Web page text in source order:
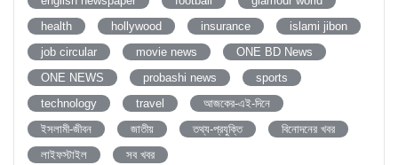
health
hollywood insurance
islami jibon
job circular
movie news
ONE BD News
ONE NEWS
probashi news
sports
technology
travel
আজকের-এই-দিনে
ইসলামী-জীবন
জাতীয় তথ্য-প্রযুক্তি
বিনোদনের খবর
লাইফস্টাইল
সব খবর